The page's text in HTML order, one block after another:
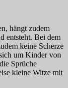
hängt zudem
entsteht. Bei dem
keine Scherze
um Kinder von
Sprüche
kleine Witze mit